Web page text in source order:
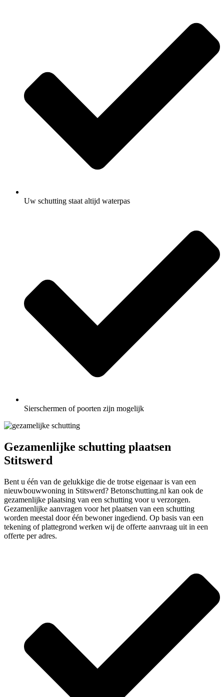
Uw schutting staat altijd waterpas
Sierschermen of poorten zijn mogelijk
Gezamenlijke schutting plaatsen
Stitswerd
Bent u één van de gelukkige die de trotse eigenaar is van een
nieuwbouwwoning in Stitswerd? Betonschutting.nl kan ook de
gezamenlijke plaatsing van een schutting voor u verzorgen.
Gezamenlijke aanvragen voor het plaatsen van een schutting
worden meestal door één bewoner ingediend. Op basis van een
tekening of plattegrond werken wij de offerte aanvraag uit in een
offerte per adres.